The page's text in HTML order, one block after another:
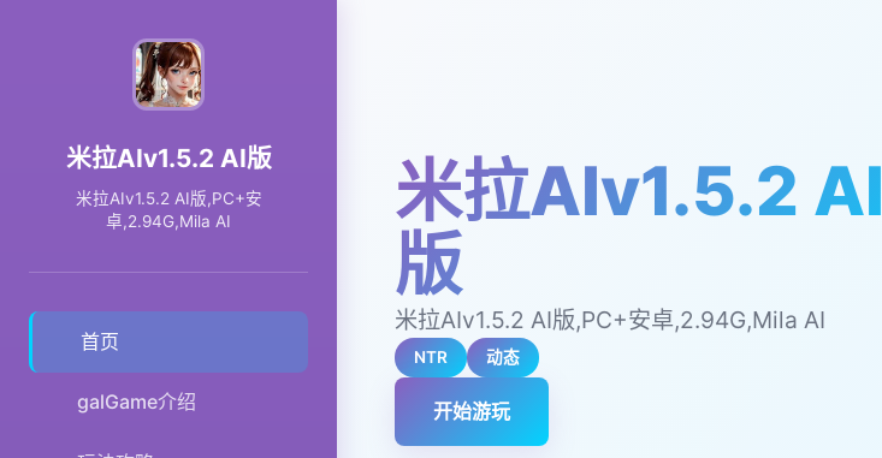
米拉AIv1.5.2 AI版
米拉AIv1.5.2 AI版,PC+安
卓,2.94G,Mila AI
首页
galGame介绍
米拉AIv1.5.2 AI
版
米拉AIv1.5.2 AI版,PC+安卓,2.94G,Mila AI
NTR 动态
开始游玩